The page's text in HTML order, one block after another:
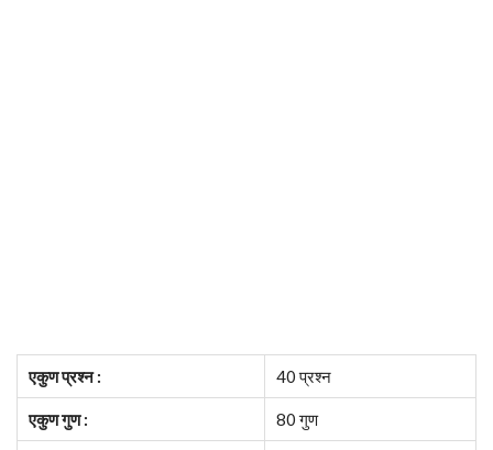
एकुण प्रश्न : 40 प्रश्न
एकुण गुण : 80 गुण